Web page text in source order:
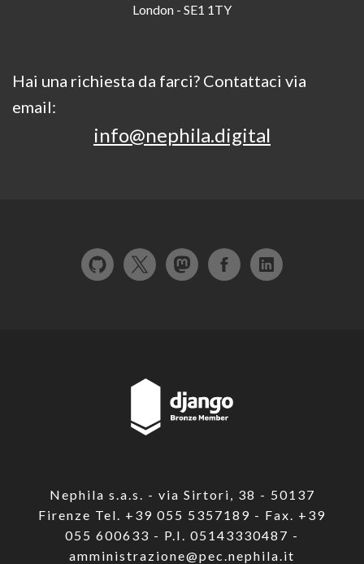
London - SE1 1TY
Hai una richiesta da farci? Contattaci via
email:
info@nephila.digital
Nephila s.a.s. - via Sirtori, 38 - 50137
Firenze Tel. +39 055 5357189 - Fax. +39
055 600633 - P.I. 05143330487 -
amministrazione@pec.nephila.it